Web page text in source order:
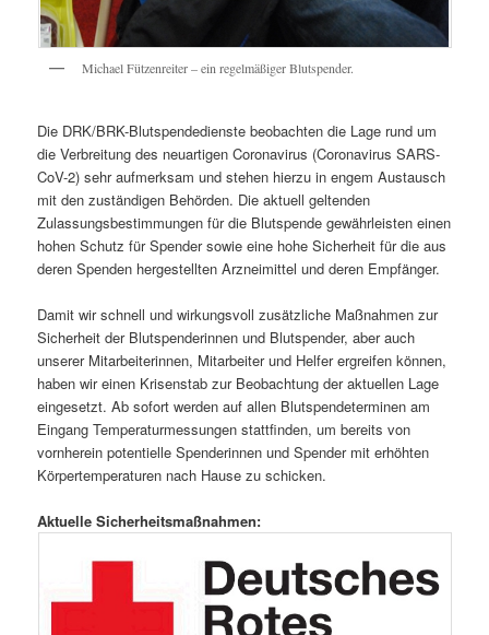
Michael Fützenreiter – ein regelmäßiger Blutspender.
Die DRK/BRK-Blutspendedienste beobachten die Lage rund um
die Verbreitung des neuartigen Coronavirus (Coronavirus SARS-
CoV-2) sehr aufmerksam und stehen hierzu in engem Austausch
mit den zuständigen Behörden. Die aktuell geltenden
Zulassungsbestimmungen für die Blutspende gewährleisten einen
hohen Schutz für Spender sowie eine hohe Sicherheit für die aus
deren Spenden hergestellten Arzneimittel und deren Empfänger.
Damit wir schnell und wirkungsvoll zusätzliche Maßnahmen zur
Sicherheit der Blutspenderinnen und Blutspender, aber auch
unserer Mitarbeiterinnen, Mitarbeiter und Helfer ergreifen können,
haben wir einen Krisenstab zur Beobachtung der aktuellen Lage
eingesetzt. Ab sofort werden auf allen Blutspendeterminen am
Eingang Temperaturmessungen stattfinden, um bereits von
vornherein potentielle Spenderinnen und Spender mit erhöhten
Körpertemperaturen nach Hause zu schicken.
Aktuelle Sicherheitsmaßnahmen: